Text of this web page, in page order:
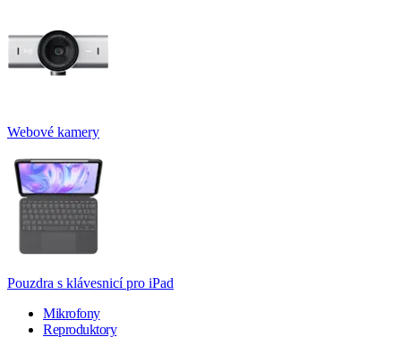
Webové kamery
Pouzdra s klávesnicí pro iPad
Mikrofony
Reproduktory